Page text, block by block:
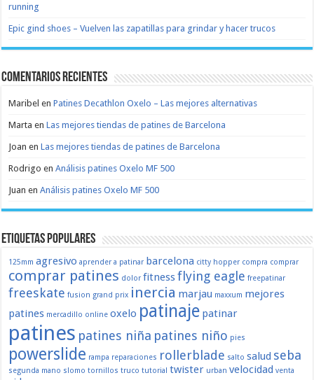
running
Epic gind shoes – Vuelven las zapatillas para grindar y hacer trucos
Comentarios recientes
Maribel enPatines Decathlon Oxelo – Las mejores alternativas
Marta enLas mejores tiendas de patines de Barcelona
Joan enLas mejores tiendas de patines de Barcelona
Rodrigo enAnálisis patines Oxelo MF 500
Juan enAnálisis patines Oxelo MF 500
Etiquetas populares
125mm agresivo aprender a patinar barcelona citty hopper compra comprar
comprar patines dolor fitnessflying eagle freepatinar
freeskate fusion grand prix inercia marjau maxxum mejores
patines mercadillo online oxelo patinaje patinar
patines patines niña patines niño pies
powerslide rampa reparaciones rollerblade salto salud seba
segunda mano slomo tornillos truco tutorial twister urban velocidad venta